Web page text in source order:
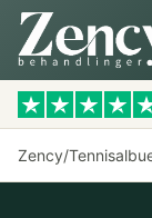
Zency/